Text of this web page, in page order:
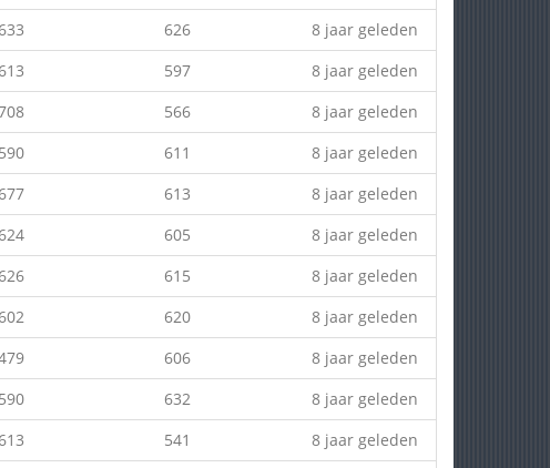
626
8 jaar geleden
597
8 jaar geleden
566
8 jaar geleden
590 611
8 jaar geleden
613
8 jaar geleden
605
8 jaar geleden
615
8 jaar geleden
620
8 jaar geleden
606
8 jaar geleden
590 632
8 jaar geleden
541
8 jaar geleden